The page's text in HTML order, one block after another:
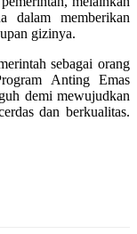
dalam memberikan
gizinya.
sebagai orang
Anting Emas
demi mewujudkan
dan berkualitas.